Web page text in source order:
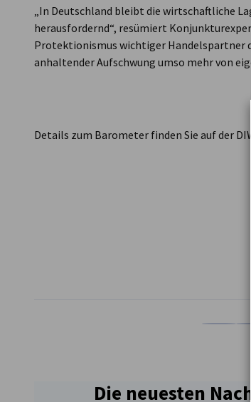
„In Deutschland bleibt die wirtschaftliche
herausfordernd“, resümiert
Protektionismus wichtiger Handelspartner
anhaltender Aufschwung umso mehr von
Details zum Barometer finden Sie auf der
Die neuesten